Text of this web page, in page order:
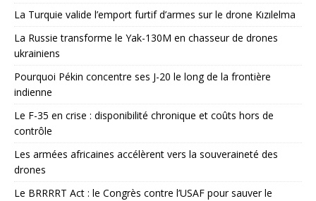
La Turquie valide l’emport furtif d’armes sur le drone Kızılelma
La Russie transforme le Yak-130M en chasseur de drones
ukrainiens
Pourquoi Pékin concentre ses J-20 le long de la frontière
indienne
Le F-35 en crise : disponibilité chronique et coûts hors de
contrôle
Les armées africaines accélèrent vers la souveraineté des
drones
Le BRRRRT Act : le Congrès contre l’USAF pour sauver le